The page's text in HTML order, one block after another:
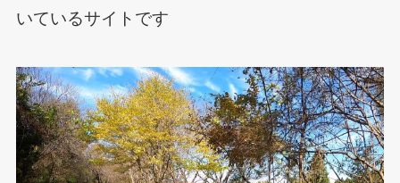
いているサイトです